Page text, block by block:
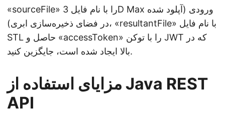
«sourceFile» را با نام فایل 3D Max ورودی (آپلود شده
در فضای ذخیره‌سازی ابری)، «resultantFile» با نام فایل
STL حاصل و «accessToken» را با توکن JWT که در
بالا ایجاد شده است، جایگزین کنید.
مزایای استفاده از Java REST
API